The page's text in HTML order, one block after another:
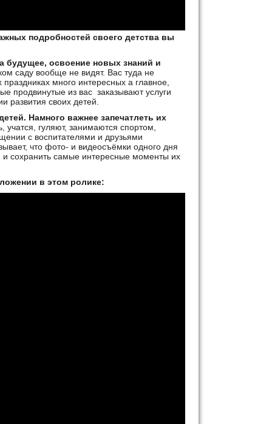
подробностей своего детства вы
будущее, освоение новых знаний и
саду вообще не видят. Вас туда не
много интересных а главное,
продвинутые из вас заказывают услуги
развития своих детей.
Намного важнее запечатлеть их
гуляют, занимаются спортом,
с воспитателями и друзьями
что фото- и видеосъёмки одного дня
и сохранить самые интересные моменты их
в этом ролике: